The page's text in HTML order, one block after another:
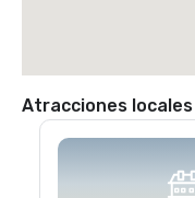
Atracciones locales